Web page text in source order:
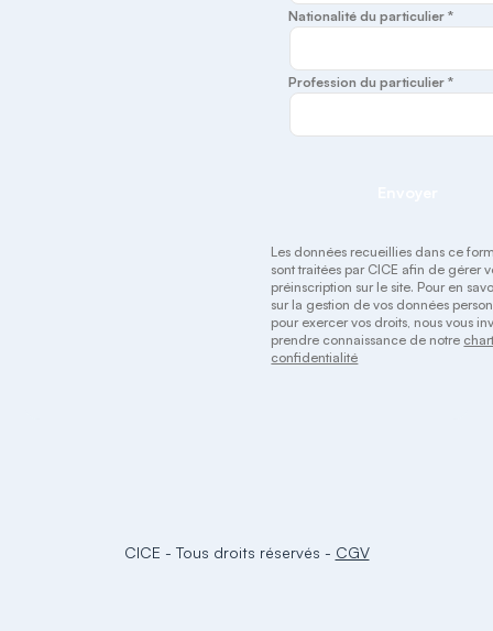
Nationalité du particulier *
Profession du particulier *
Les données recueillies dans ce
sont traitées par CICE afin de gérer
préinscription sur le site. Pour en
sur la gestion de vos données
pour exercer vos droits, nous vous
prendre connaissance de notre
confidentialité
CICE - Tous droits réservés - CGV